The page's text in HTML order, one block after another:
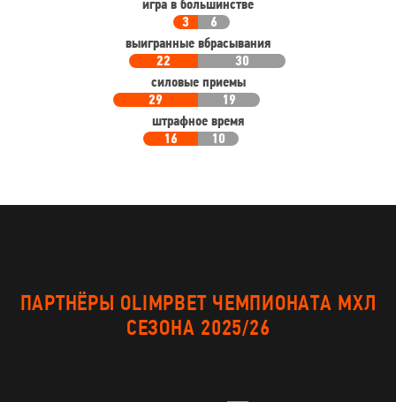
игра в большинстве
3
6
выигранные вбрасывания
22
30
силовые приемы
29
19
штрафное время
16
10
ПАРТНЁРЫ OLIMPBET ЧЕМПИОНАТА МХЛ
СЕЗОНА 2025/26